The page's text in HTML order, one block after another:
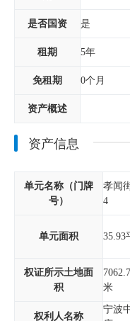
是否国资 是
租期 5年
免租期 0个月
资产概述
资产信息
单元名称（门牌
号）
孝闻
4
单元面积 35.93
权证所示土地面
积
米
权利人名称
宁波